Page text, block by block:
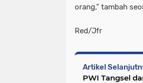
orang,” tambah
Red/Jfr
Artikel
PWI Tangsel